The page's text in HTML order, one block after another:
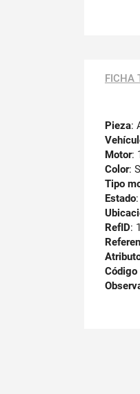
FICHA
Pieza:
Motor:
Color:
Tipo
Estado
RefID: